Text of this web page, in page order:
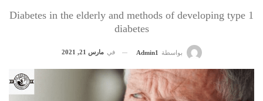
Diabetes in the elderly and methods of developing type 1
diabetes
بواسطة Admin1 في مارس 21, 2021